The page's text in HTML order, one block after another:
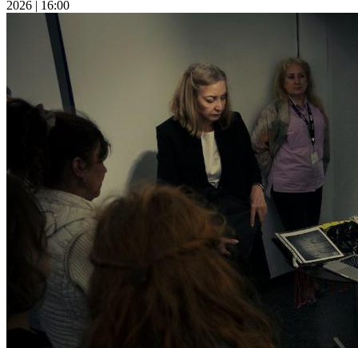
2026 | 16:00